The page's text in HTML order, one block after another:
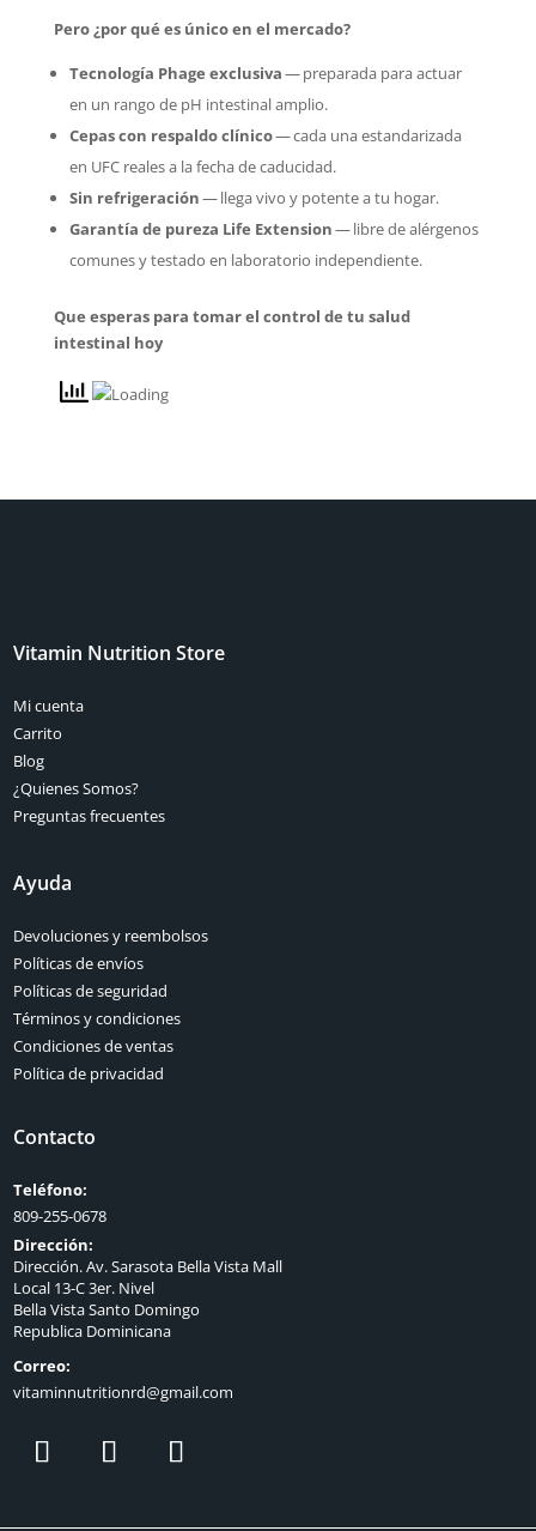
Pero ¿por qué es único en el mercado?
Tecnología Phage exclusiva— preparada para actuar
en un rango de pH intestinal amplio.
Cepas con respaldo clínico— cada una estandarizada
en UFC reales a la fecha de caducidad.
Sin refrigeración— llega vivo y potente a tu hogar.
Garantía de pureza Life Extension— libre de alérgenos
comunes y testado en laboratorio independiente.
Que esperas para tomar el control de tu salud
intestinal hoy
Vitamin Nutrition Store
Mi cuenta
Carrito
Blog
¿Quienes Somos?
Preguntas frecuentes
Ayuda
Devoluciones y reembolsos
Políticas de envíos
Políticas de seguridad
Términos y condiciones
Condiciones de ventas
Política de privacidad
Contacto
Teléfono:
809-255-0678
Dirección:
Dirección. Av. Sarasota Bella Vista Mall
Local 13-C 3er. Nivel
Bella Vista Santo Domingo
Republica Dominicana
Correo:
vitaminnutritionrd@gmail.com